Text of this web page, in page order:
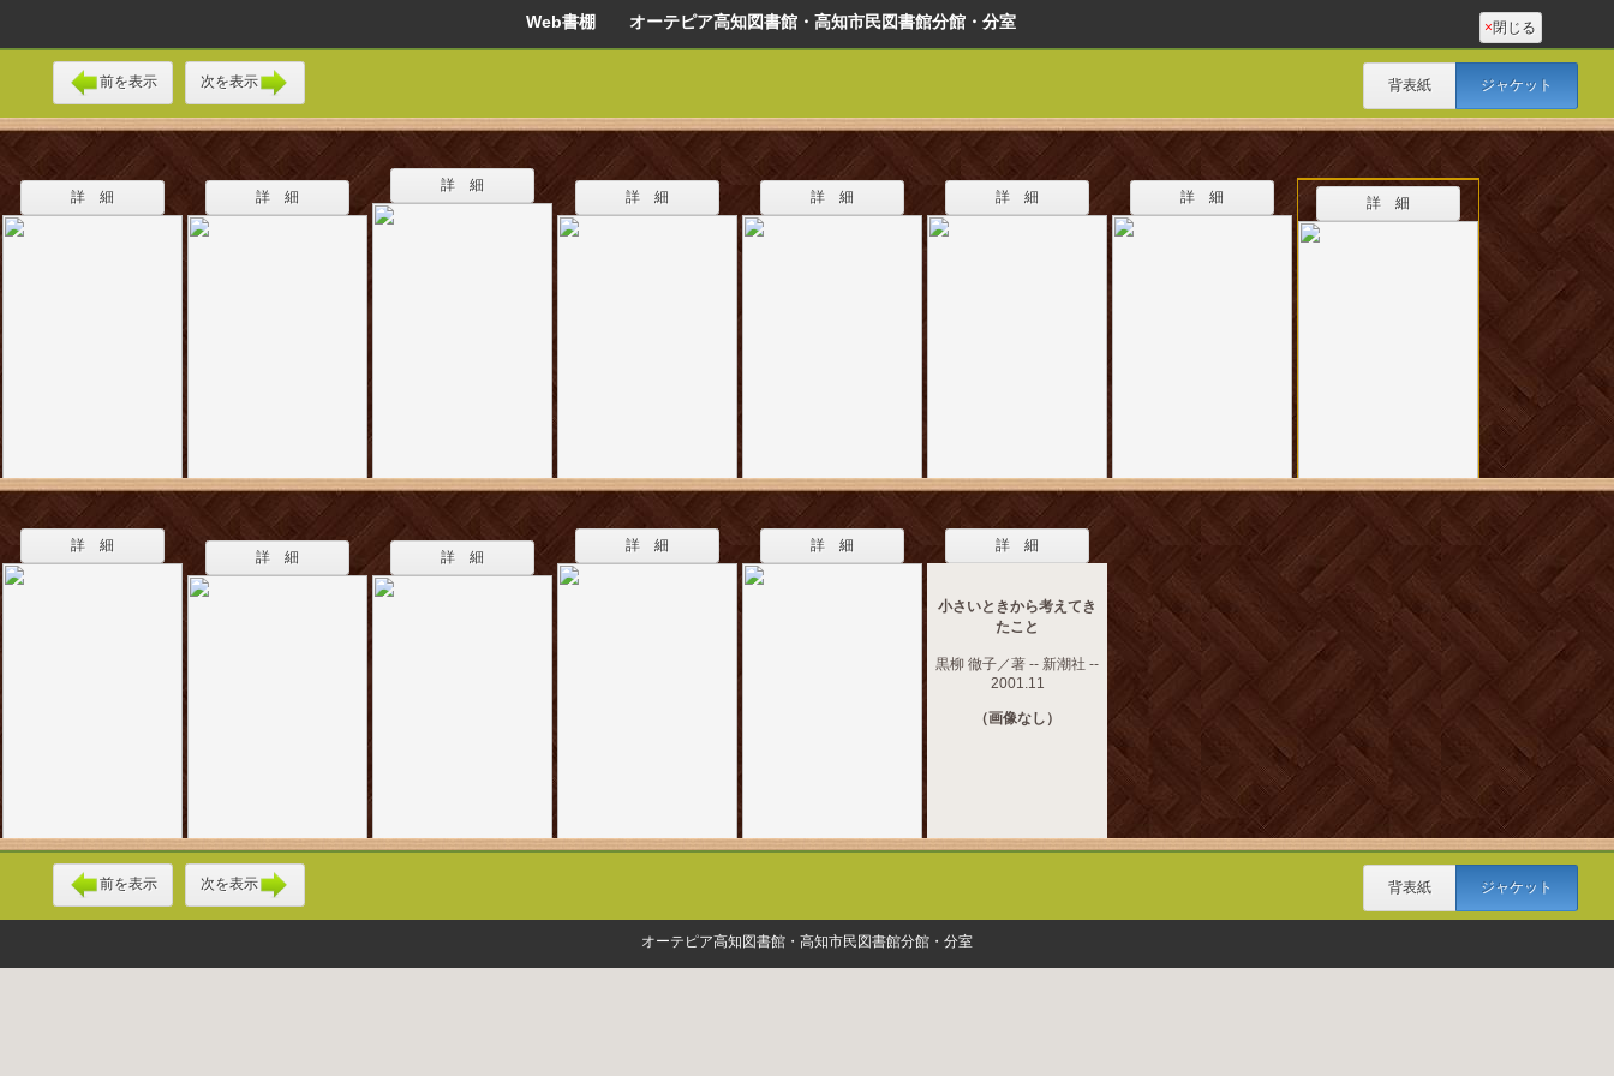
Web書棚 オーテピア高知図書館・高知市民図書館分館・分室 ×閉じる
前を表示 次を表示 背表紙 ジャケット
詳 細 詳 細
詳 細
詳 細 詳 細 詳 細 詳 細 詳 細
詳 細
詳 細 詳 細
詳 細 詳 細 詳 細
小さいときから考えてき
たこと
黒柳 徹子／著 -- 新潮社 --
2001.11
（画像なし）
前を表示 次を表示 背表紙 ジャケット
オーテピア高知図書館・高知市民図書館分館・分室